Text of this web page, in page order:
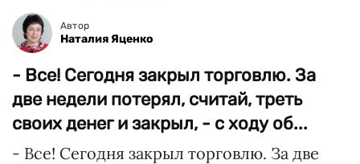
Автор
Наталия Яценко
- Все! Сегодня закрыл торговлю. За
две недели потерял, считай, треть
своих денег и закрыл, - с ходу об...
- Все! Сегодня закрыл торговлю. За две